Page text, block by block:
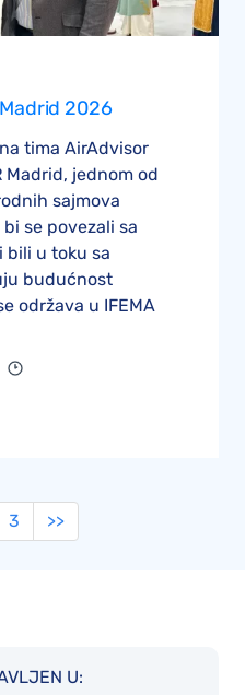
2026
tima AirAdvisor
Madrid, jednom od
sajmova
se povezali sa
bili u toku sa
budućnost
održava u IFEMA
3 >>
U: